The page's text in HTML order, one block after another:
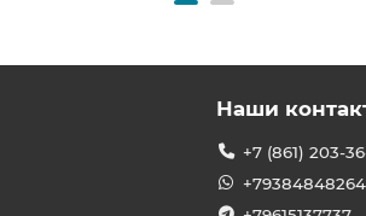
Наши
+7 (861) 203-
+79384848264